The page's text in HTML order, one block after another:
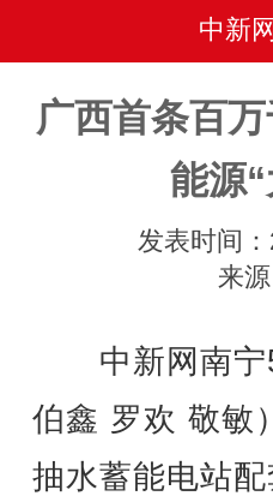
中新
广西首条百
能源
发表时间
来
中新网南宁5
伯鑫 罗欢 敬敏
抽水蓄能电站